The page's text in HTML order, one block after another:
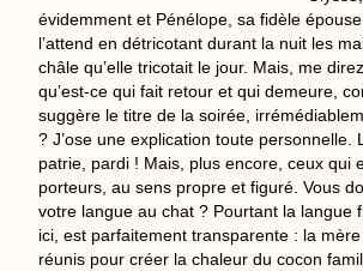
évidemment et Pénélope, sa fidèle
l’attend en détricotant durant la nuit les
châle qu’elle tricotait le jour. Mais, me
qu’est-ce qui fait retour et qui demeure,
suggère le titre de la soirée,
? J’ose une explication toute personnelle.
patrie, pardi ! Mais, plus encore, ceux qui
porteurs, au sens propre et figuré. Vous
votre langue au chat ? Pourtant la langue
ici, est parfaitement transparente : la
réunis pour créer la chaleur du cocon